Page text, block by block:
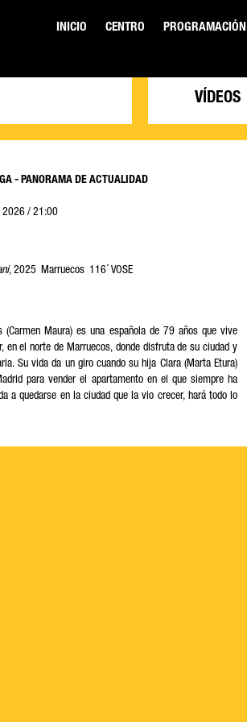
INICIO CENTRO PROGRAMACIÓN
VÍDEOS
- PANORAMA DE ACTUALIDAD
06 de junio de 2026 / 21:00
, 2025 Marruecos 116´ VOSE
(Carmen Maura) es una española de 79 años que vive
en el norte de Marruecos, donde disfruta de su ciudad y
Su vida da un giro cuando su hija Clara (Marta Etura)
para vender el apartamento en el que siempre ha
a quedarse en la ciudad que la vio crecer, hará todo lo